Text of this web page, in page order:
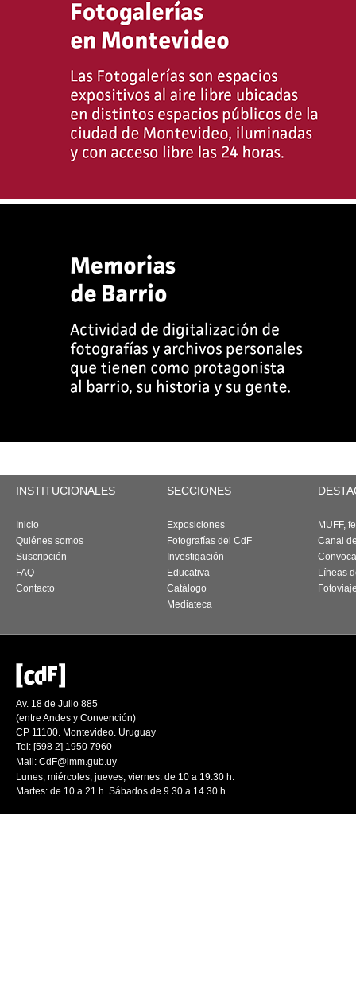
INSTITUCIONALES SECCIONES
Inicio
Quiénes somos
Suscripción
FAQ
Contacto
Exposiciones
Fotografías del CdF
Investigación
Educativa
Catálogo
Mediateca
MUFF,
Canal
Líneas
Av. 18 de Julio 885
(entre Andes y Convención)
CP 11100. Montevideo. Uruguay
Tel: [598 2] 1950 7960
Mail: CdF@imm.gub.uy
Lunes, miércoles, jueves, viernes: de 10 a 19.30 h.
Martes: de 10 a 21 h. Sábados de 9.30 a 14.30 h.